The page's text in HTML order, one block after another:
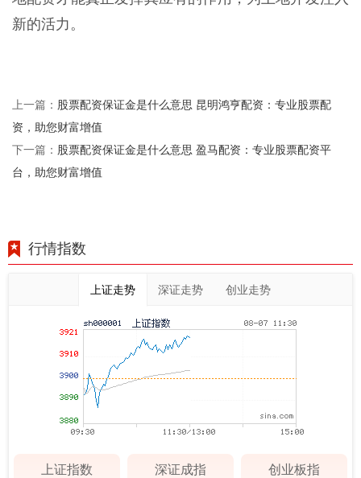
新的活力。
上一篇： 股票配资保证金是什么意思 昆明鸿亨配资：专业股票配
资，助您财富增值
下一篇： 股票配资保证金是什么意思 盈马配资：专业股票配资平
台，助您财富增值
行情指数
上证走势 深证走势 创业走势
上证指数 深证成指 创业板指